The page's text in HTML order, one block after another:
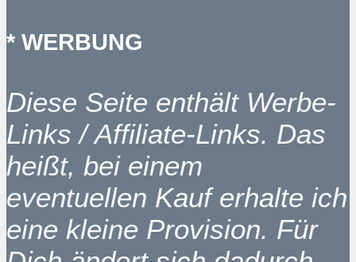
* WERBUNG
Diese Seite enthält Werbe-
Links / Affiliate-Links. Das
heißt, bei einem
eventuellen Kauf erhalte ich
eine kleine Provision. Für